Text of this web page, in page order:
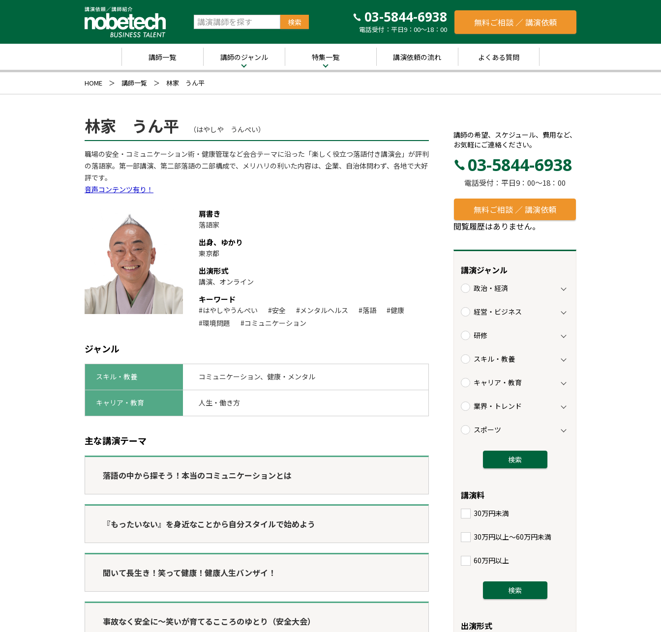
03-5844-6938
電話受付：平日9：00～18：00
無料ご相談 ／ 講演依頼
講師一覧 講師のジャンル
キャリア・教育
特集一覧
人的資本経営特集
音声メディア“Voic
y”において「10分講
講演依頼の流れ よくある質問
HOME 講師一覧 林家 うん平
林家 うん平 （はやしや うんぺい）
職場の安全・コミュニケーション術・健康管理など会合テーマに沿った「楽しく役立つ落語付き講演会」が評判
の落語家。第一部講演、第二部落語の二部構成で、メリハリの利いた内容は、企業、自治体問わず、各地で大好
評です。
音声コンテンツ有り！
肩書き
落語家
出身、ゆかり
東京都
出演形式
講演、オンライン
キーワード
#はやしやうんぺい #安全 #メンタルヘルス #落語
#健康
#環境問題
#コミュニケーション
ジャンル
スキル・教養 コミュニケーション、健康・メンタル
キャリア・教育 人生・働き方
主な講演テーマ
落語の中から探そう！本当のコミュニケーションとは
『もったいない』を身近なことから自分スタイルで始めよう
聞いて長生き！笑って健康！健康人生バンザイ！
事故なく安全に～笑いが育てるこころのゆとり（安全大会）
講師の希望、スケジュール、費用など、
お気軽にご連絡ください。
03-5844-6938
電話受付：平日9：00～18：00
無料ご相談 ／ 講演依頼
閲覧履歴はありません。
講演ジャンル
政治・経済
経営・ビジネス
研修
スキル・教養
キャリア・教育
業界・トレンド
スポーツ
講演料
30万円未満
30万円以上〜60万円未満
60万円以上
出演形式